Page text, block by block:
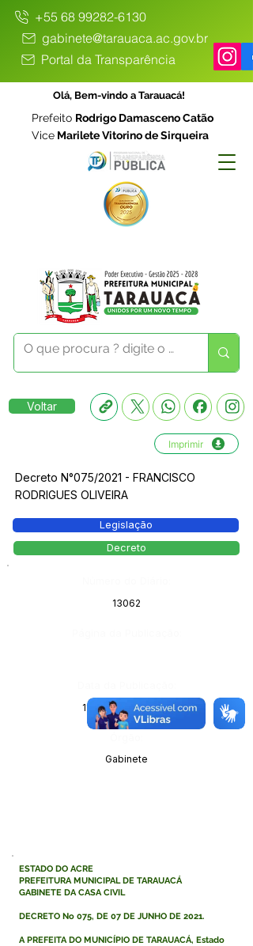
+55 68 99282-6130
gabinete@tarauaca.ac.gov.br
Portal da Transparência
Olá, Bem-vindo a Tarauacá!
Prefeito Rodrigo Damasceno Catão
Vice Marilete Vitorino de Sirqueira
Voltar
Imprimir
Decreto N°075/2021 - FRANCISCO
RODRIGUES OLIVEIRA
Legislação
Decreto
13062
11 de junho de 2021
Gabinete
ESTADO DO ACRE
PREFEITURA MUNICIPAL DE TARAUACÁ
GABINETE DA CASA CIVIL
DECRETO No 075, DE 07 DE JUNHO DE 2021.
A PREFEITA DO MUNICÍPIO DE TARAUACÁ, Estado